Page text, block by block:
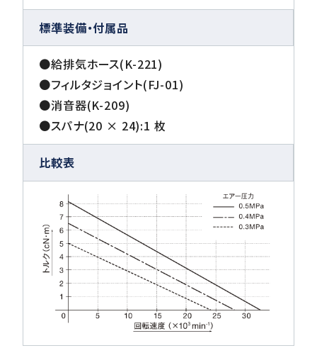
標準装備・付属品
●給排気ホース(K-221)
●フィルタジョイント(FJ-01)
●消音器(K-209)
●スパナ(20 × 24):1 枚
比較表